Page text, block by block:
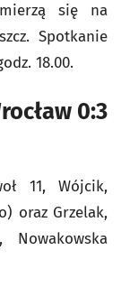
się na
Spotkanie
18.00.
0:3
11, Wójcik,
oraz Grzelak,
Nowakowska